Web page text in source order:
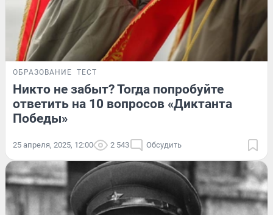
ОБРАЗОВАНИЕ ТЕСТ
Никто не забыт? Тогда попробуйте
ответить на 10 вопросов «Диктанта
Победы»
25 апреля, 2025, 12:00 2 543 Обсудить